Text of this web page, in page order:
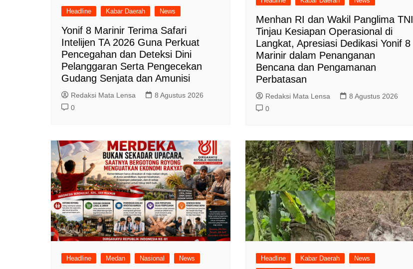
Headline Kabar Daerah News
Yonif 8 Marinir Terima Safari
Intelijen TA 2026 Guna Perkuat
Pencegahan dan Deteksi Dini
Pelanggaran Serta Pengecekan
Gudang Senjata dan Amunisi
Redaksi Mata Lensa
8 Agustus 2026
0
Menhan RI dan Wakil Panglima TNI
Tinjau Kesiapan Operasional di
Langkat, Apresiasi Dedikasi Yonif 8
Marinir dalam Penanganan
Bencana dan Pengamanan
Perbatasan
Redaksi Mata Lensa
8 Agustus 2026
0
Headline Medan Nasional News Headline Kabar Daerah
News